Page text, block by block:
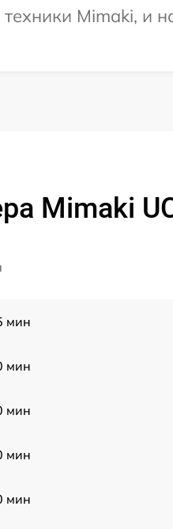
Mimaki, и
Mimaki
мин
мин
мин
мин
мин